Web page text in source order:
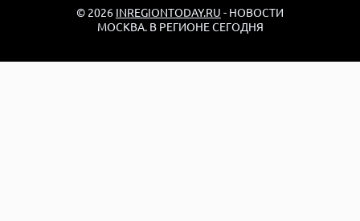
© 2026 INREGIONTODAY.RU - НОВОСТИ
МОСКВА. В РЕГИОНЕ СЕГОДНЯ